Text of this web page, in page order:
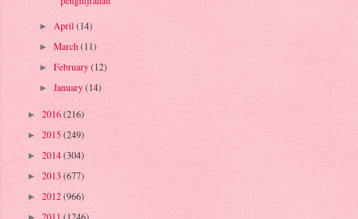
► April(14)
► March(11)
► February(12)
► January(14)
► 2016(216)
► 2015 (249)
► 2014(304)
► 2013 (677)
► 2012(966)